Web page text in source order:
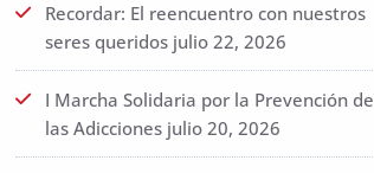
Recordar: El reencuentro con nuestros
seres queridos julio 22, 2026
I Marcha Solidaria por la Prevención de
las Adicciones julio 20, 2026